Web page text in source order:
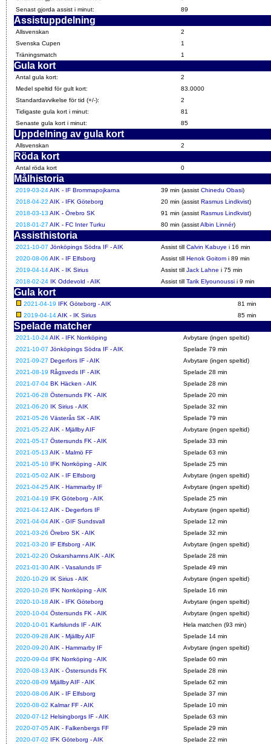
Senast gjorda assist i minut:
89
Assistuppdelning
Allsvenskan
2
Svenska Cupen
1
Träningsmatch
1
Gula kort
Antal gula kort:
2
Medel speltid för gult kort:
83.0000
Standardavvikelse för tid (+/-):
2
Tidigaste gula kort i minut:
81
Senaste gula kort i minut:
85
Uppdelning av gula kort
Allsvenskan 2
Röda kort
Antal röda kort 0
Målhistoria
2019-03-24AIK - IF Brommapojkarna 39 min (assist Chinedu Obasi)
2018-04-22 AIK - IFK Göteborg 20 min (assist Rasmus Lindkvist)
2018-03-13 AIK - Örebro SK 91 min (assist Rasmus Lindkvist)
2018-01-27 AIK - FC Inter Turku 80 min (assistAlbin Linnér)
Assisthistoria
2021-10-07 Jönköpings Södra IF - AIK Assist till Calvin Kabuye i 16 min
2020-08-06 AIK - IF Elfsborg Assist till Henok Goitom i 89 min
2019-04-14AIK - IK Sirius Assist till Jack Lahne i 75 min
2018-02-24 IK Oddevold - AIK Assist till Tarik Elyounoussi i 9 min
Gula kort
2021-04-19 IFK Göteborg - AIK
81 min
2019-04-14AIK - IK Sirius 85 min
Spelade matcher
2021-10-24AIK - IFK Norrköping
Avbytare (ingen speltid)
2021-10-07 Jönköpings Södra IF - AIK
Spelade 79 min
2021-09-27 Degerfors IF - AIK
Avbytare (ingen speltid)
2021-08-19 Rågsveds IF - AIK
Spelade 28 min
2021-07-04 BK Häcken - AIK
Spelade 28 min
2021-06-28 Östersunds FK - AIK
Spelade 20 min
2021-06-20 IK Sirius - AIK
Spelade 32 min
2021-05-26 Västerås SK - AIK
Spelade 79 min
2021-05-22 AIK - Mjällby AIF
Avbytare (ingen speltid)
2021-05-17 Östersunds FK - AIK
Spelade 33 min
2021-05-13 AIK - Malmö FF
Spelade 63 min
2021-05-10 IFK Norrköping - AIK
Spelade 25 min
2021-05-02 AIK - IF Elfsborg
Avbytare (ingen speltid)
2021-04-25AIK - Hammarby IF
Avbytare (ingen speltid)
2021-04-19 IFK Göteborg - AIK
Spelade 25 min
2021-04-12 AIK - Degerfors IF
Avbytare (ingen speltid)
2021-04-04AIK - GIF Sundsvall
Spelade 12 min
2021-03-26 Örebro SK - AIK
Spelade 32 min
2021-03-20 IF Elfsborg - AIK
Avbytare (ingen speltid)
2021-02-20 Oskarshamns AIK - AIK
Spelade 28 min
2021-01-30AIK - Vasalunds IF
Spelade 49 min
2020-10-29 IK Sirius - AIK
Avbytare (ingen speltid)
2020-10-26 IFK Norrköping - AIK
Spelade 16 min
2020-10-18 AIK - IFK Göteborg
Avbytare (ingen speltid)
2020-10-04 Östersunds FK - AIK
Avbytare (ingen speltid)
2020-10-01 Karlslunds IF - AIK
Hela matchen (93 min)
2020-09-28 AIK - Mjällby AIF
Spelade 14 min
2020-09-20AIK - Hammarby IF
Avbytare (ingen speltid)
2020-09-04 IFK Norrköping - AIK
Spelade 60 min
2020-08-13 AIK - Östersunds FK
Spelade 28 min
2020-08-09 Mjällby AIF - AIK
Spelade 62 min
2020-08-06 AIK - IF Elfsborg
Spelade 37 min
2020-08-02 Kalmar FF - AIK
Spelade 10 min
2020-07-12 Helsingborgs IF - AIK
Spelade 63 min
2020-07-05AIK - Falkenbergs FF
Spelade 29 min
2020-07-02 IFK Göteborg - AIK Spelade 22 min